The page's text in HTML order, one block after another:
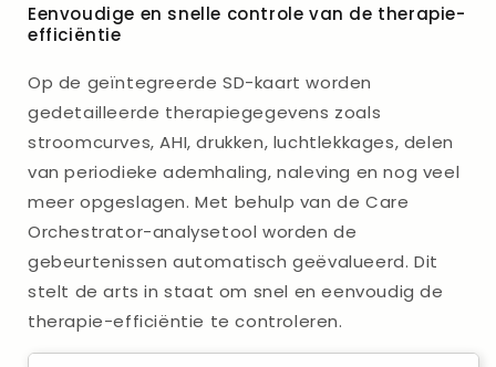
Eenvoudige en snelle controle van de therapie-
efficiëntie
Op de geïntegreerde SD-kaart worden
gedetailleerde therapiegegevens zoals
stroomcurves, AHI, drukken, luchtlekkages, delen
van periodieke ademhaling, naleving en nog veel
meer opgeslagen. Met behulp van de Care
Orchestrator-analysetool worden de
gebeurtenissen automatisch geëvalueerd. Dit
stelt de arts in staat om snel en eenvoudig de
therapie-efficiëntie te controleren.